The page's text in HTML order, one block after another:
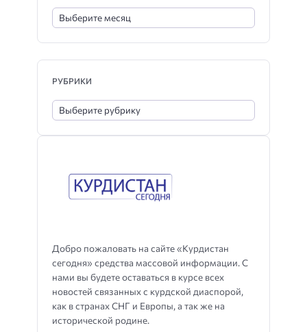
Добро пожаловать на сайте «Курдистан
сегодня» средства массовой информации. С
нами вы будете оставаться в курсе всех
новостей связанных с курдской диаспорой,
как в странах СНГ и Европы, а так же на
исторической родине.
РУБРИКИ